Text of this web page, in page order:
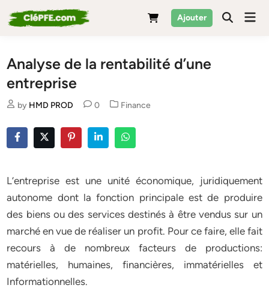
to
Ajouter
Analyse de la rentabilité d’une
entreprise
by HMD PROD 0
Posted
Finance
L’entreprise est une unité économique, juridiquement
autonome dont la fonction principale est de produire
des biens ou des services destinés à être vendus sur un
marché en vue de réaliser un profit. Pour ce faire, elle fait
recours à de nombreux facteurs de productions:
matérielles, humaines, financières, immatérielles et
Informationnelles.